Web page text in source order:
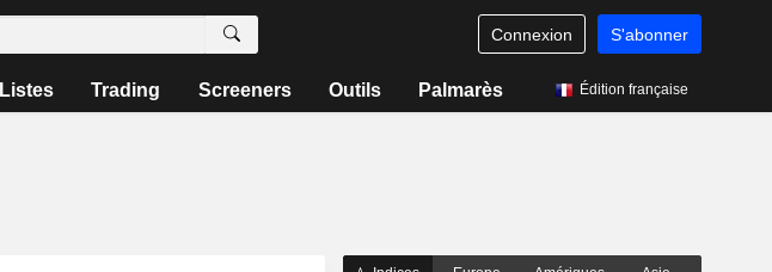
Connexion S'abonner
Listes Trading Screeners Outils Palmarès Édition française